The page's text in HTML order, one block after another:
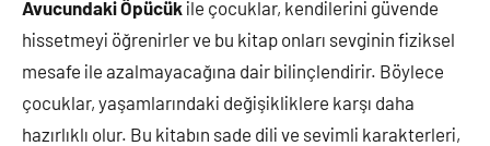
Avucundaki Öpücük ile çocuklar, kendilerini güvende
hissetmeyi öğrenirler ve bu kitap onları sevginin fiziksel
mesafe ile azalmayacağına dair bilinçlendirir. Böylece
çocuklar, yaşamlarındaki değişikliklere karşı daha
hazırlıklı olur. Bu kitabın sade dili ve sevimli karakterleri,